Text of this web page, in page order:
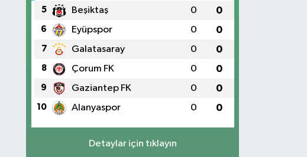
5 Beşiktaş 0 0
6 Eyüpspor 0 0
7 Galatasaray 0 0
8 Çorum FK 0 0
9 Gaziantep FK 0 0
10 Alanyaspor 0 0
Detaylar için tıklayın